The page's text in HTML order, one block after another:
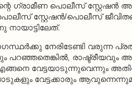
ഗ്രാമീണ പൊലീസ് സ്റ്റേഷന്‍
സ്റ്റേഷന്‍/പൊലീസ്
നേരിടേണ്ടി വരുന്ന
പറഞ്ഞതെങ്കില്‍, രാഷ്ട്രീയവും
വേട്ടയാടുന്നുവെന്നും
വേട്ടക്കാരും